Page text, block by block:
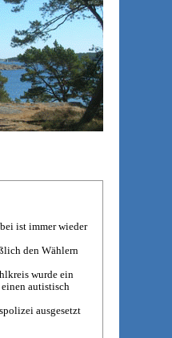
ist immer wieder
den Wählern
wurde ein
autistisch
ausgesetzt